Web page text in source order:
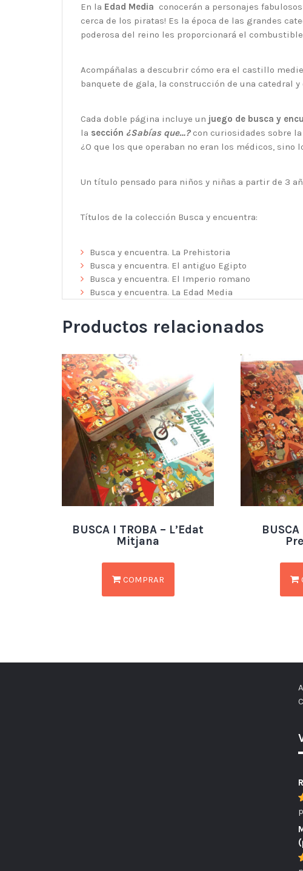
En la Edad Media conocerán a personajes
cerca de los piratas! Es la época de las grandes
poderosa del reino les proporcionará el
Acompáñalas a descubrir cómo era el castillo
banquete de gala, la construcción de una catedral y
Cada doble página incluye un juego de busca y
la sección ¿Sabías que…?con curiosidades sobre la
¿O que los que operaban no eran los médicos,
Un título pensado para niños y niñas a partir de 3
Títulos de la colección Busca y encuentra:
Busca y encuentra. La Prehistoria
Busca y encuentra. El antiguo Egipto
Busca y encuentra. El Imperio romano
Busca y encuentra. La Edad Media
Productos relacionados
BUSCA I TROBA – L’Edat
Mitjana
COMPRAR